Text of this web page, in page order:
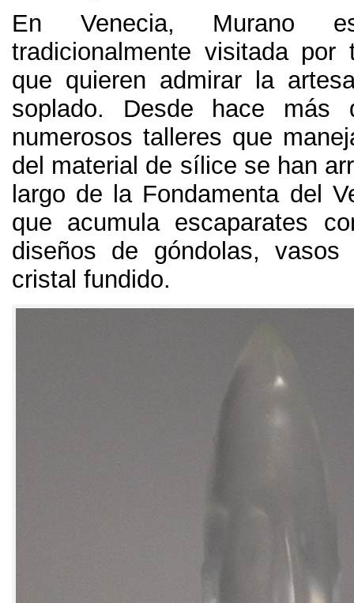
En Venecia, Murano
tradicionalmente visitada por
que quieren admirar la
soplado. Desde hace más
numerosos talleres que
del material de sílice se han
largo de la Fondamenta del
que acumula escaparates
diseños de góndolas,vasos
cristal fundido.